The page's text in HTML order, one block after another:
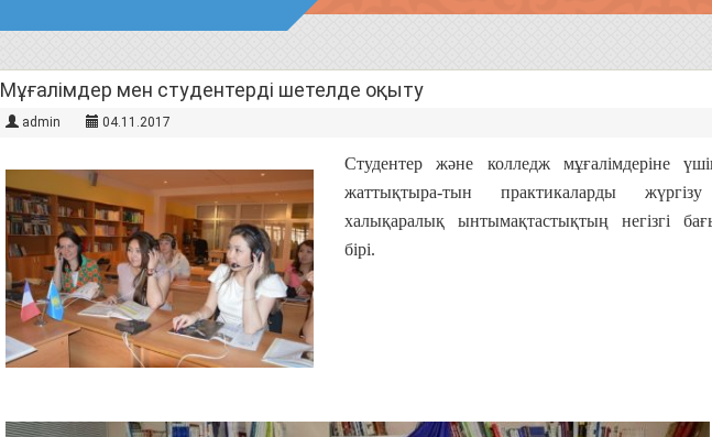
Мұғалімдер мен студентерді шетелде оқыту
admin 04.11.2017
Студентер және колледж мұғалімдеріне
жаттықтыра-тын практикаларды
халықаралық ынтымақтастықтың негізгі
бірі.